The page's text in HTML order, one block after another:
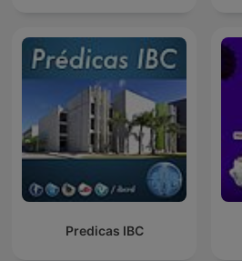
Predicas IBC